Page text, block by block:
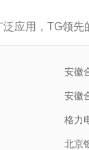
大屏内容安全
应用，TG领
安徽
安徽
格力
北京